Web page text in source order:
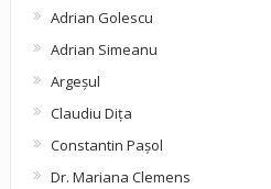
Adrian Golescu
Adrian Simeanu
Argeşul
Claudiu Diţa
Constantin Pașol
Dr. Mariana Clemens